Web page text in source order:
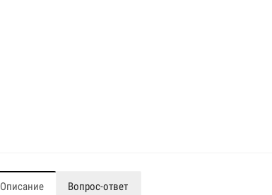
Описание Вопрос-ответ